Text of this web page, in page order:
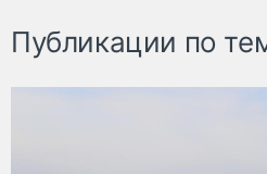
Публикации по